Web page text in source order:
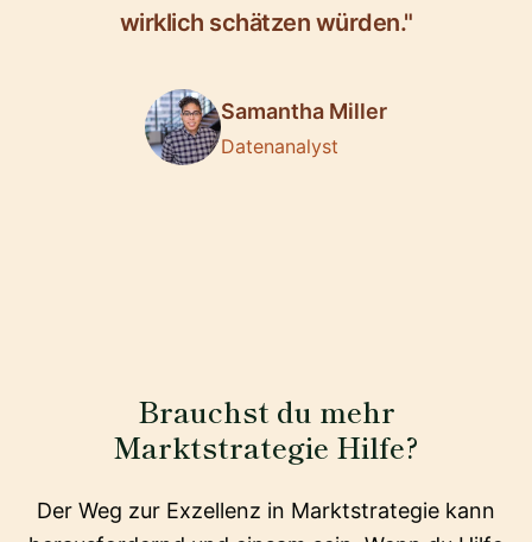
wirklich schätzen würden."
Samantha Miller
Datenanalyst
Brauchst du mehr
Marktstrategie Hilfe?
Der Weg zur Exzellenz in Marktstrategie kann